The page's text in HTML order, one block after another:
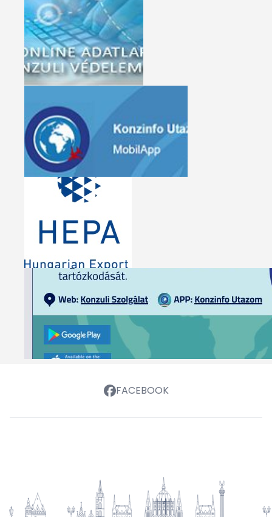
FACEBOOK